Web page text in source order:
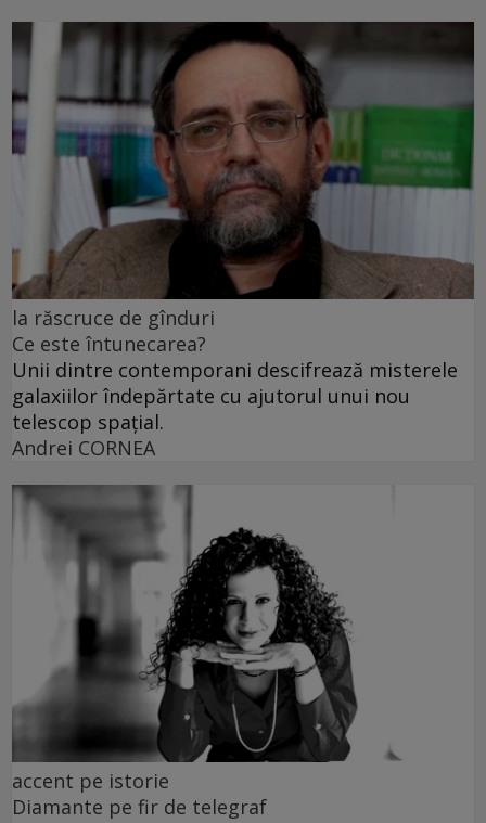
la răscruce de gînduri
Ce este întunecarea?
Unii dintre contemporani descifrează misterele
galaxiilor îndepărtate cu ajutorul unui nou
telescop spațial.
Andrei CORNEA
accent pe istorie
Diamante pe fir de telegraf